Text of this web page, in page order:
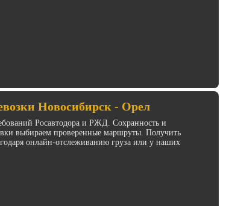
Новосибирск - Орел
Росавтодора и РЖД. Сохранность и
выбираем проверенные маршруты. Получить
онлайн-отслеживанию груза или у наших